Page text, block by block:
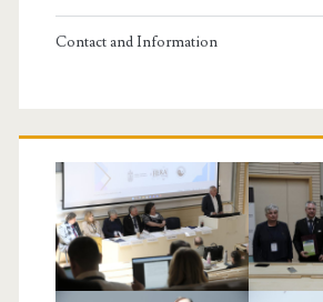
Contact and Information